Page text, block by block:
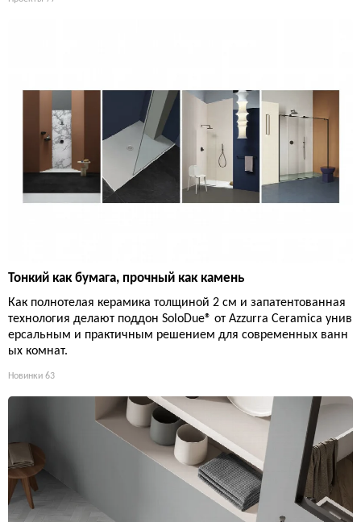
Тонкий как бумага, прочный как камень
Как полнотелая керамика толщиной 2 см и запатентованная
технология делают поддон SoloDue® от Azzurra Ceramica унив
ерсальным и практичным решением для современных ванн
ых комнат.
Новинки 63